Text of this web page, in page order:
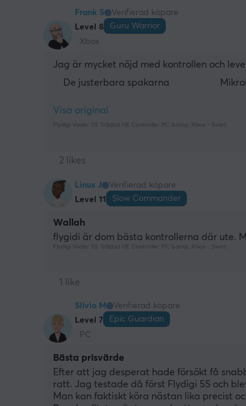
Frank S
Verifierad köpare
Level 8
Guru Warrior
Xbox
Jag är mycket nöjd med kontrollen och
De justerbara spakarna
Visa original
Flydigi Vader 5S Trådad HE Controller PC &amp; Xbox - Svart
2 likes
Linus J
Verifierad köpare
Level 11
Slow Commander
Wallah
flygidi är dom bästa kontrollerna där ute.
Flydigi Vader 5S Trådad HE Controller PC &amp; Xbox - Svart
1 like
Silvio M
Verifierad köpare
Level 7
Epic Guardian
PC
Bästa prisvärde
Efter att jag desperat hade försökt få
ratt. Jag testade då först Flydigi 5S och
Man kan faktiskt köra nästan lika precist